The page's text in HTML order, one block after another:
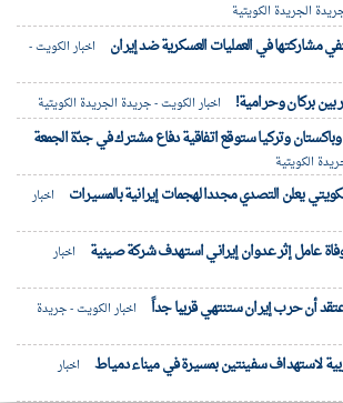
الجريدة الكويتية
مشاركتها في العمليات العسكرية ضد إيران
اخبار الكويت -
بين بركان وحرامية!
اخبار الكويت - جريدة الجريدة الكويتية
وتركيا ستوقع اتفاقية دفاع مشترك في جدّة الجمعة
الكويتية
يعلن التصدي مجددا لهجمات إيرانية بالمسيرات
اخبار
عامل إثر عدوان إيراني استهدف شركة صينية
اخبار
أن حرب إيران ستنتهي قريبا جداً
اخبار الكويت - جريدة
لاستهداف سفينتين بمسيرة في ميناء دمياط
اخبار